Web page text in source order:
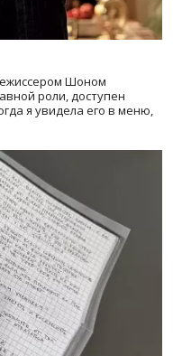
Шоном
роли, доступен
я увидела его в меню,